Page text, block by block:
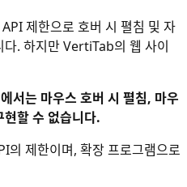
제한으로 호버 시 펼침 및 자
. 하지만 VertiTab의 웹 사이
서는 마우스 호버 시 펼침, 마우
할 수 없습니다.
의 제한이며, 확장 프로그램으로